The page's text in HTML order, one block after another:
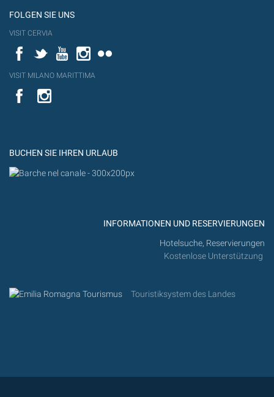
FOLGEN SIE UNS
VISIT CERVIA
FacebookTwitterYouTubeInstagram
VISIT MILANO MARITTIMA
YouTube
BUCHEN SIE IHREN URLAUB
INFORMATIONEN UND RESERVIERUNGEN
Hotelsuche, Reservierungen
Kostenlose Unterstützung
Touristiksystem des Landes